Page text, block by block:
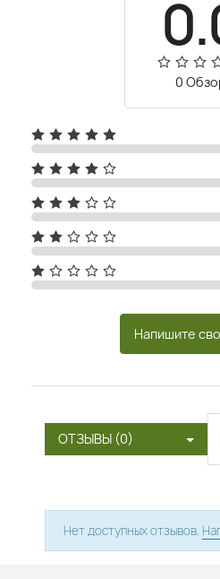
0
Напишите
ОТЗЫВЫ (0)
Нет доступных отзывов.